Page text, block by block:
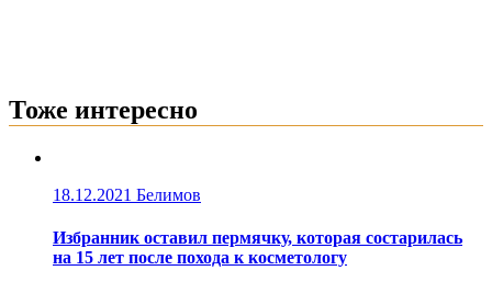
Тоже интересно
18.12.2021 Белимов
Избранник оставил пермячку, которая состарилась
на 15 лет после похода к косметологу